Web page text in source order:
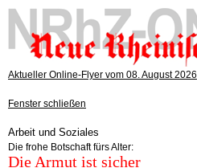
Aktueller Online-Flyer vom 08. August 2026
Fenster schließen
Arbeit und Soziales
Die frohe Botschaft fürs Alter:
Die Armut ist sicher